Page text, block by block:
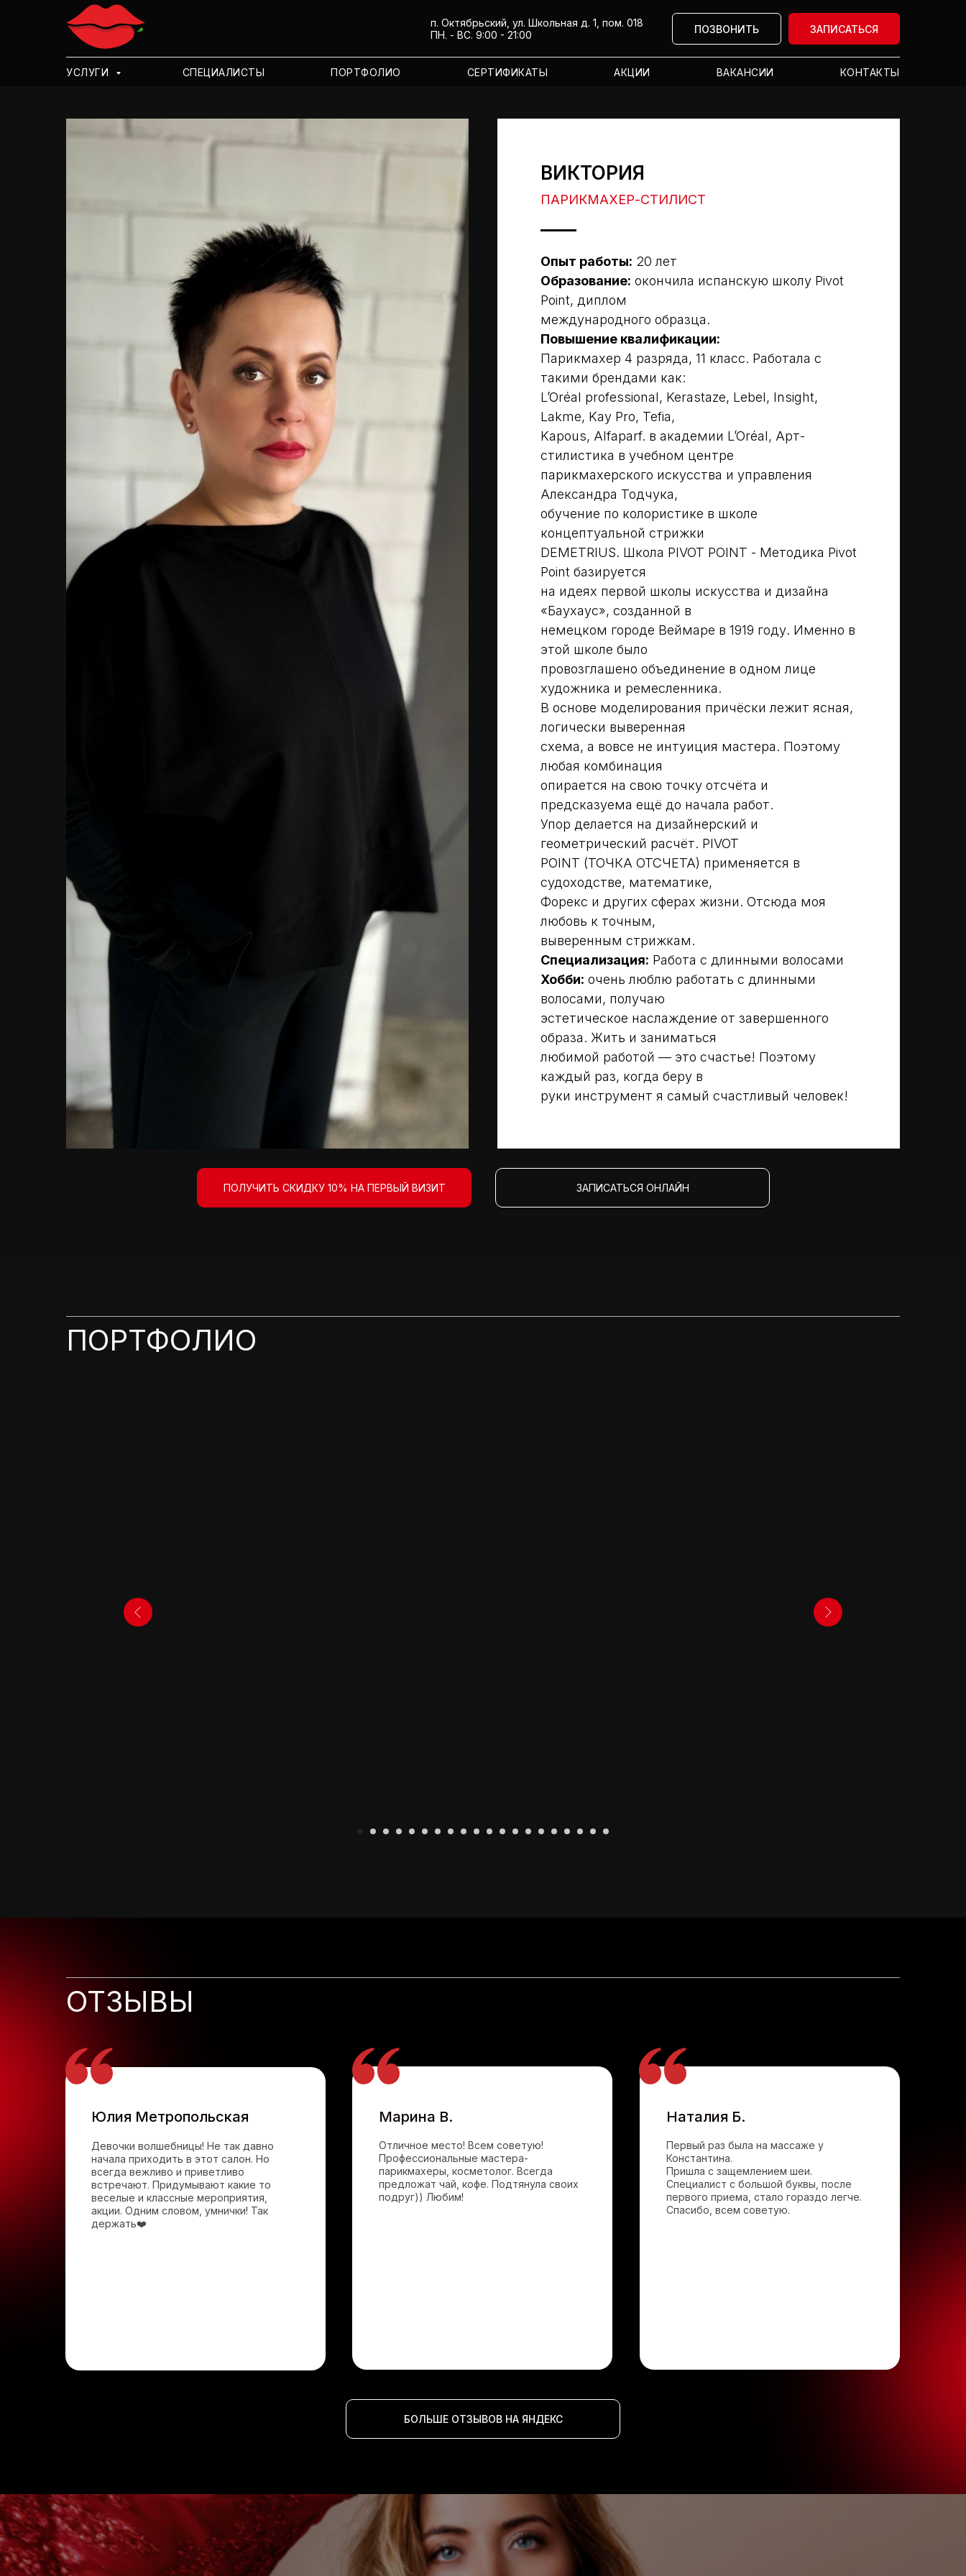
п. Октябрьский, ул. Школьная д. 1, пом. 018
ПН. - ВС. 9:00 - 21:00
ПОЗВОНИТЬ ЗАПИСАТЬСЯ
УСЛУГИ СПЕЦИАЛИСТЫ ПОРТФОЛИО СЕРТИФИКАТЫ АКЦИИ ВАКАНСИИ КОНТАКТЫ
ВИКТОРИЯ
ПАРИКМАХЕР-СТИЛИСТ
Опыт работы: 20 лет
Образование: окончила испанскую школу Pivot
Point, диплом
международного образца.
Повышение квалификации:
Парикмахер 4 разряда, 11 класс. Работала с
такими брендами как:
L’Oréal professional, Kerastaze, Lebel, Insight,
Lakme, Kay Pro, Tefia,
Kapous, Alfaparf. в академии L’Oréal, Арт-
стилистика в учебном центре
парикмахерского искусства и управления
Александра Тодчука,
обучение по колористике в школе
концептуальной стрижки
DEMETRIUS. Школа PIVOT POINT - Методика Pivot
Point базируется
на идеях первой школы искусства и дизайна
«Баухаус», созданной в
немецком городе Веймаре в 1919 году. Именно в
этой школе было
провозглашено объединение в одном лице
художника и ремесленника.
В основе моделирования причёски лежит ясная,
логически выверенная
схема, а вовсе не интуиция мастера. Поэтому
любая комбинация
опирается на свою точку отсчёта и
предсказуема ещё до начала работ.
Упор делается на дизайнерский и
геометрический расчёт. PIVOT
POINT (ТОЧКА ОТСЧЕТА) применяется в
судоходстве, математике,
Форекс и других сферах жизни. Отсюда моя
любовь к точным,
выверенным стрижкам.
Специализация: Работа с длинными волосами
Хобби: очень люблю работать с длинными
волосами, получаю
эстетическое наслаждение от завершенного
образа. Жить и заниматься
любимой работой — это счастье! Поэтому
каждый раз, когда беру в
руки инструмент я самый счастливый человек!
ПОЛУЧИТЬ СКИДКУ 10% НА ПЕРВЫЙ ВИЗИТ ЗАПИСАТЬСЯ ОНЛАЙН
ПОРТФОЛИО
ОТЗЫВЫ
Юлия Метропольская Марина В. Наталия Б.
Девочки волшебницы! Не так давно
начала приходить в этот салон. Но
всегда вежливо и приветливо
встречают. Придумывают какие то
веселые и классные мероприятия,
акции. Одним словом, умнички! Так
держать❤️
Отличное место! Всем советую!
Профессиональные мастера-
парикмахеры, косметолог. Всегда
предложат чай, кофе. Подтянула своих
подруг)) Любим!
Первый раз была на массаже у
Константина.
Пришла с защемлением шеи.
Специалист с большой буквы, после
первого приема, стало гораздо легче.
Спасибо, всем советую.
БОЛЬШЕ ОТЗЫВОВ НА ЯНДЕКС